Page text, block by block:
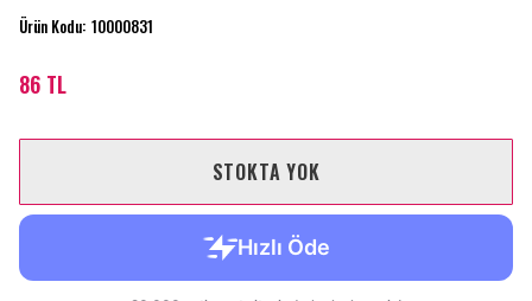
Ürün Kodu: 10000831
86 TL
STOKTA YOK